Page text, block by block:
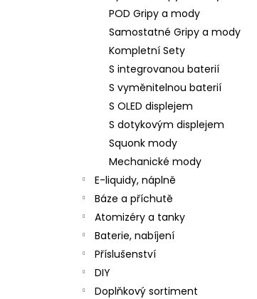
POD Gripy a mody
Samostatné Gripy a mody
Kompletní Sety
S integrovanou baterií
S vyměnitelnou baterií
S OLED displejem
S dotykovým displejem
Squonk mody
Mechanické mody
E-liquidy, náplně
Báze a příchutě
Atomizéry a tanky
Baterie, nabíjení
Příslušenství
DIY
Doplňkový sortiment